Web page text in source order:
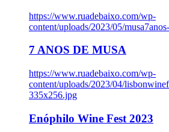
https://www.ruadebaixo.com/wp-
content/uploads/2023/05/
7 ANOS DE MUSA
https://www.ruadebaixo.com/wp-
content/uploads/2023/04/
335x256.jpg
Enóphilo Wine Fest 2023